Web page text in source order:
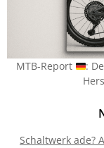
MTB-Report
:
Schaltwerk ade?